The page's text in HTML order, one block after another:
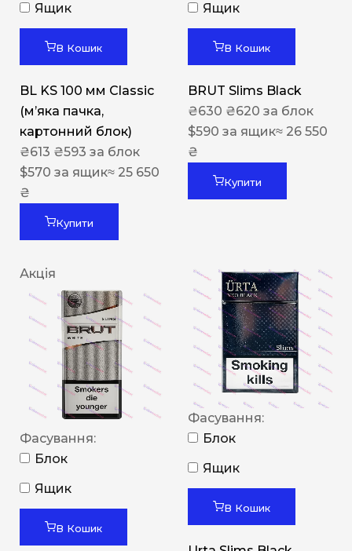
Ящик
В Кошик
BL KS 100 мм Classic
(м’яка пачка,
картонний блок)
₴613 ₴593 за блок
$570 за ящик≈ 25 650
₴
Купити
Ящик
В Кошик
BRUT Slims Black
₴630 ₴620 за блок
$590 за ящик≈ 26 550
₴
Купити
Акція
Фасування:
Блок
Ящик
В Кошик
Фасування:
Блок
Ящик
В Кошик